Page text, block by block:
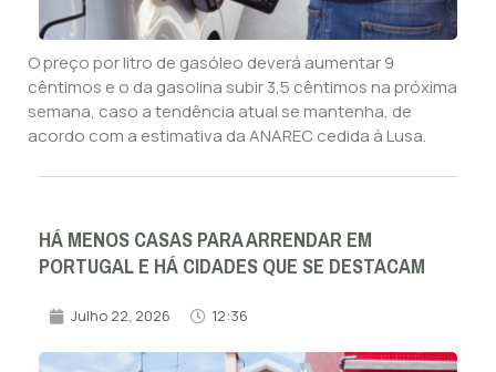
O preço por litro de gasóleo deverá aumentar 9
cêntimos e o da gasolina subir 3,5 cêntimos na próxima
semana, caso a tendência atual se mantenha, de
acordo com a estimativa da ANAREC cedida à Lusa.
HÁ MENOS CASAS PARA ARRENDAR EM
PORTUGAL E HÁ CIDADES QUE SE DESTACAM
Julho 22, 2026 12:36